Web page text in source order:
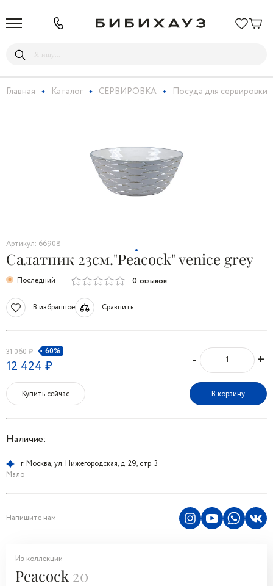
Главная Каталог СЕРВИРОВКА Посуда для сервировки
Артикул: 66908
Салатник 23см."Peacock" venice grey
Последний 0 отзывов
В избранное Сравнить
31 060 ₽ 60%
12 424 ₽ - +
Купить сейчас В корзину
Наличие:
г. Москва, ул. Нижегородская, д. 29, стр. 3
Мало
Напишите нам
Из коллекции
Peacock 20